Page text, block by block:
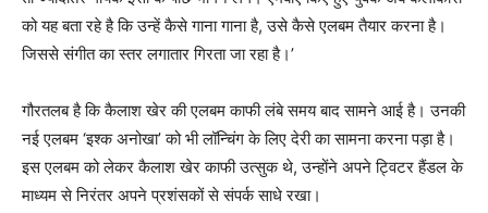
को यह बता रहे है कि उन्हें कैसे गाना गाना है, उसे कैसे एलबम तैयार करना है।
जिससे संगीत का स्तर लगातार गिरता जा रहा है।’
गौरतलब है कि कैलाश खेर की एलबम काफी लंबे समय बाद सामने आई है। उनकी
नई एलबम ‘इश्‍क अनोखा’ को भी लॉन्‍चिंग के लिए देरी का सामना करना पड़ा है।
इस एलबम को लेकर कैलाश खेर काफी उत्‍सुक थे, उन्‍होंने अपने ट्विटर हैंडल के
माध्‍यम से निरंतर अपने प्रशंसकों से संपर्क साधे रखा।